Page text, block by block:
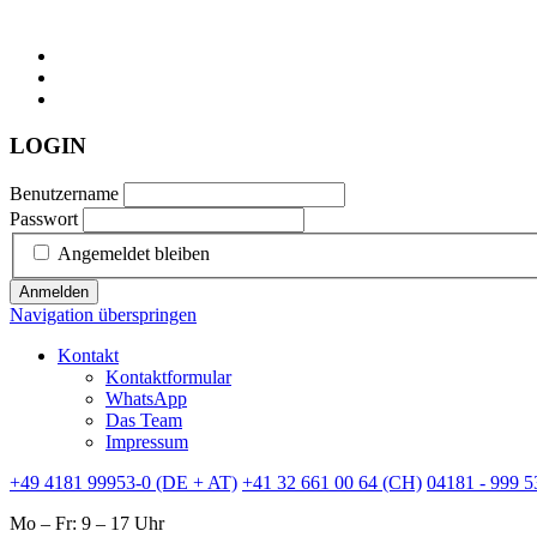
LOGIN
Benutzername
Passwort
Angemeldet bleiben
Anmelden
Navigation überspringen
Kontakt
Kontaktformular
WhatsApp
Das Team
Impressum
+49 4181 99953-0 (DE + AT) +41 32 661 00 64 (CH) 04181 - 999
Mo – Fr: 9 – 17 Uhr